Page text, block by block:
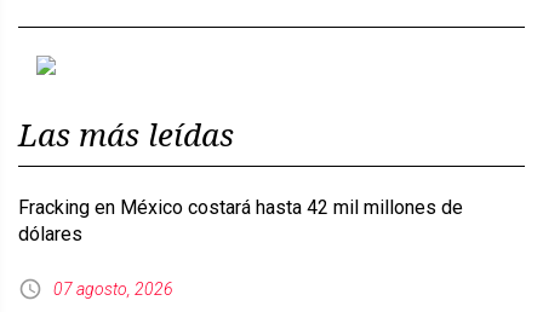
Las más leídas
Fracking en México costará hasta 42 mil millones de
dólares
07 agosto, 2026